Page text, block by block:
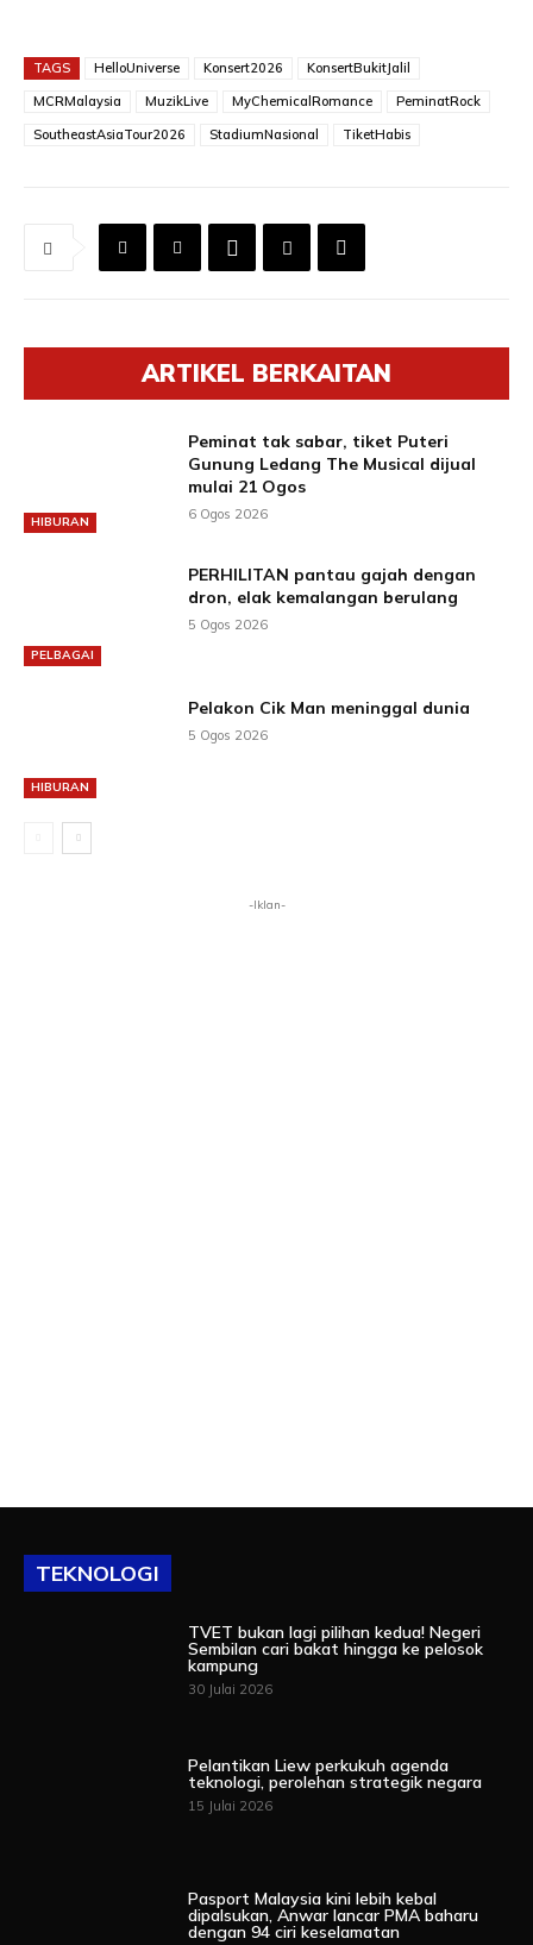
TAGS HelloUniverse Konsert2026
KonsertBukitJalil
MCRMalaysia
MuzikLive MyChemicalRomance
PeminatRock
SoutheastAsiaTour2026
StadiumNasional TiketHabis
ARTIKEL BERKAITAN
HIBURAN
Peminat tak sabar, tiket Puteri
Gunung Ledang The Musical dijual
mulai 21 Ogos
6 Ogos 2026
PELBAGAI
PERHILITAN pantau gajah dengan
dron, elak kemalangan berulang
5 Ogos 2026
HIBURAN
Pelakon Cik Man meninggal dunia
5 Ogos 2026
-Iklan-
TEKNOLOGI
TVET bukan lagi pilihan kedua! Negeri
Sembilan cari bakat hingga ke pelosok
kampung
30 Julai 2026
Pelantikan Liew perkukuh agenda
teknologi, perolehan strategik negara
15 Julai 2026
Pasport Malaysia kini lebih kebal
dipalsukan, Anwar lancar PMA baharu
dengan 94 ciri keselamatan